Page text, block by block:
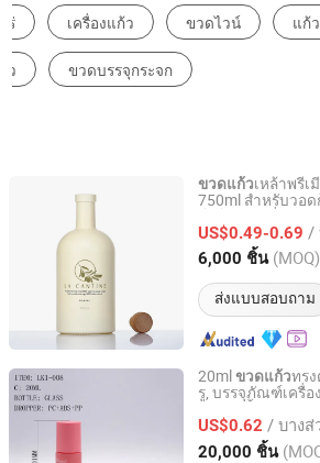
ขวดน้ำหอม
เครื่องแก้ว ขวดหยด
ขวดแก้วเหล้าพรีเ
750ml สำหรับวอด
US$0.49-0.69 /
6,000 ชิ้น (MOQ)
ส่งแบบสอบถาม
Shandong Ruisheng Import and Export
Shandong, China อัตราจา
20mlขวดแก้วทร
รู, บรรจุภัณฑ์เครื่อ
US$0.62 / บางส่
20,000 ชิ้น
Anhui Zhengjie Plastic Co., Ltd.
Anhui, China อัตราจาก